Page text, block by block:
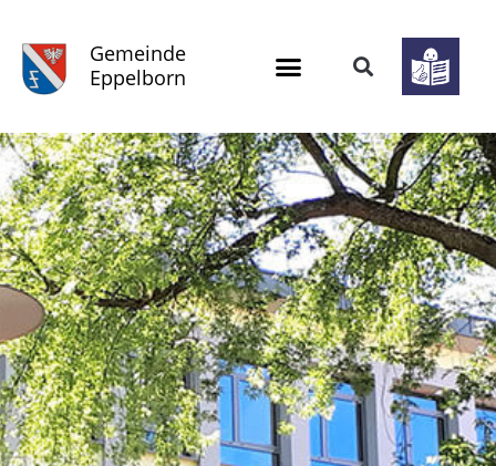
Gemeinde
Eppelborn